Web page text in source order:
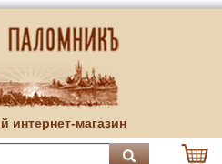
интернет-магазин